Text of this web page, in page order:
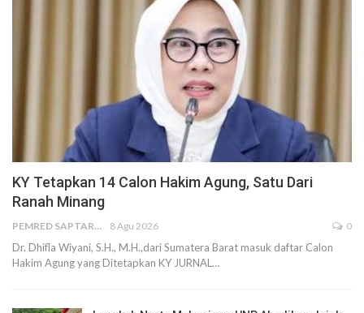
KY Tetapkan 14 Calon Hakim Agung, Satu Dari
Ranah Minang
PEMRED SAPTARIUS 8 Agu 2026 0
Dr. Dhifla Wiyani, S.H., M.H.,dari Sumatera Barat masuk daftar Calon
Hakim Agung yang Ditetapkan KY JURNAL…